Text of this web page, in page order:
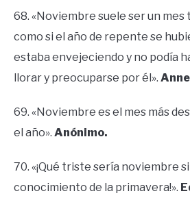
68. «Noviembre suele ser un mes
como si el año de repente se
estaba envejeciendo y no podía
llorar y preocuparse por él».
69. «Noviembre es el mes más
el año». Anónimo.
70. «¡Qué triste sería noviembre
conocimiento de la primavera!».